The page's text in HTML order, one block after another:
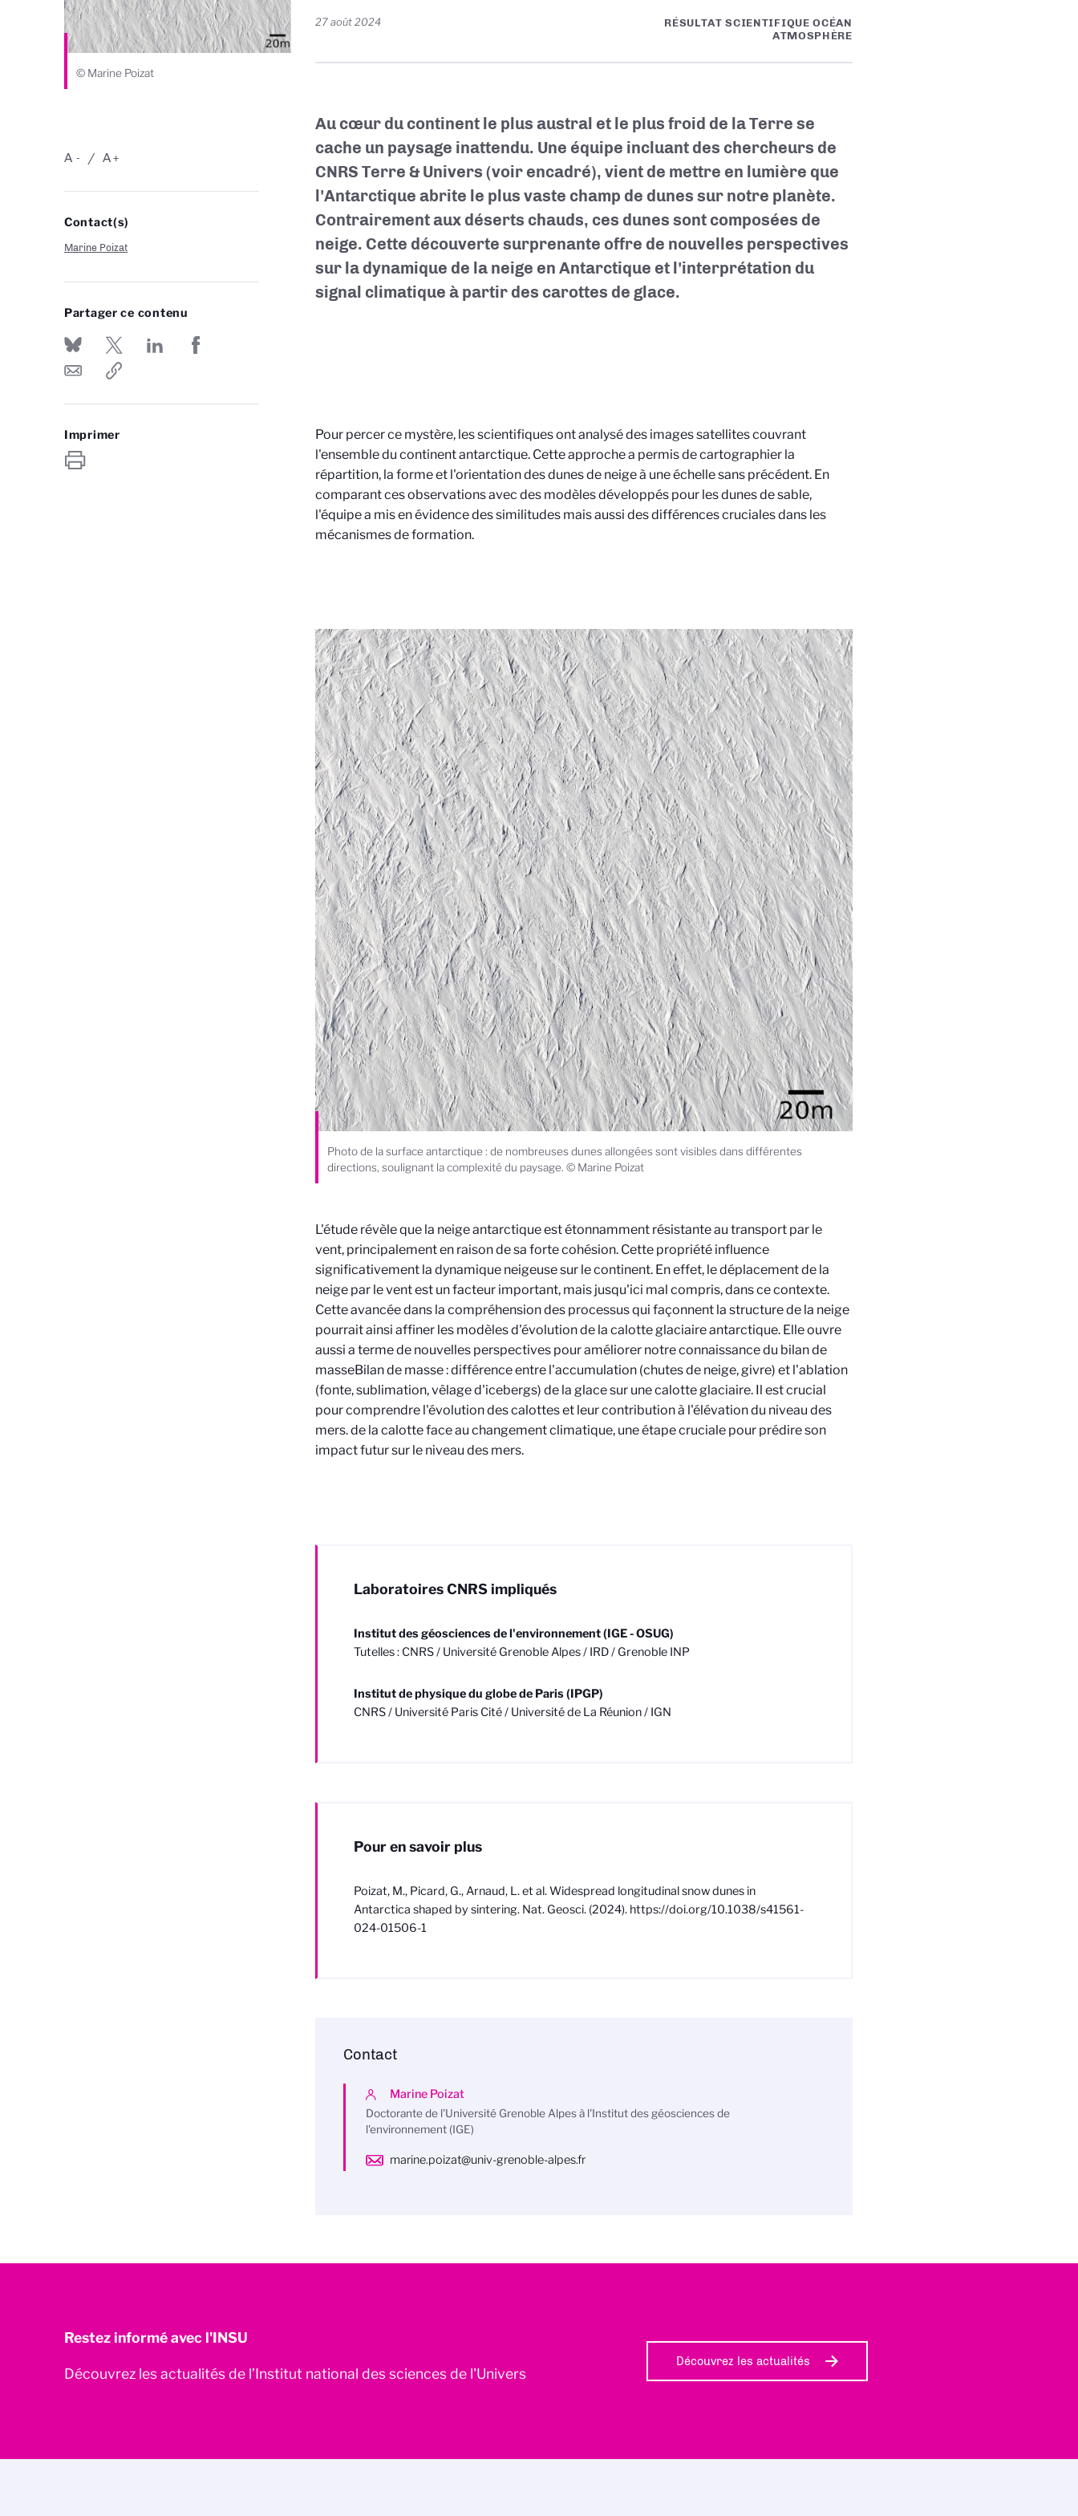
© Marine Poizat
-
A +
A
Contact(s)
Marine Poizat
Partager ce contenu
Imprimer
27 août 2024
RÉSULTAT SCIENTIFIQUE OCÉAN
ATMOSPHÈRE
Au cœur du continent le plus austral et le plus froid de la Terre se
cache un paysage inattendu. Une équipe incluant des chercheurs de
CNRS Terre & Univers (voir encadré), vient de mettre en lumière que
l'Antarctique abrite le plus vaste champ de dunes sur notre planète.
Contrairement aux déserts chauds, ces dunes sont composées de
neige. Cette découverte surprenante offre de nouvelles perspectives
sur la dynamique de la neige en Antarctique et l'interprétation du
signal climatique à partir des carottes de glace.
Pour percer ce mystère, les scientifiques ont analysé des images satellites couvrant
l'ensemble du continent antarctique. Cette approche a permis de cartographier la
répartition, la forme et l'orientation des dunes de neige à une échelle sans précédent. En
comparant ces observations avec des modèles développés pour les dunes de sable,
l'équipe a mis en évidence des similitudes mais aussi des différences cruciales dans les
mécanismes de formation.
Photo de la surface antarctique : de nombreuses dunes allongées sont visibles dans différentes
directions, soulignant la complexité du paysage. © Marine Poizat
L'étude révèle que la neige antarctique est étonnamment résistante au transport par le
vent, principalement en raison de sa forte cohésion. Cette propriété influence
significativement la dynamique neigeuse sur le continent. En effet, le déplacement de la
neige par le vent est un facteur important, mais jusqu'ici mal compris, dans ce contexte.
Cette avancée dans la compréhension des processus qui façonnent la structure de la neige
pourrait ainsi affiner les modèles d'évolution de la calotte glaciaire antarctique. Elle ouvre
aussi a terme de nouvelles perspectives pour améliorer notre connaissance du bilan de
masseBilan de masse : différence entre l'accumulation (chutes de neige, givre) et l'ablation
(fonte, sublimation, vêlage d'icebergs) de la glace sur une calotte glaciaire. Il est crucial
pour comprendre l'évolution des calottes et leur contribution à l'élévation du niveau des
mers.de la calotte face au changement climatique, une étape cruciale pour prédire son
impact futur sur le niveau des mers.
Laboratoires CNRS impliqués
Institut des géosciences de l'environnement (IGE - OSUG)
Tutelles : CNRS / Université Grenoble Alpes / IRD / Grenoble INP
Institut de physique du globe de Paris (IPGP)
CNRS / Université Paris Cité / Université de La Réunion / IGN
Pour en savoir plus
Poizat, M., Picard, G., Arnaud, L. et al. Widespread longitudinal snow dunes in
Antarctica shaped by sintering. Nat. Geosci. (2024). https://doi.org/10.1038/s41561-
024-01506-1
Contact
Marine Poizat
Doctorante de l'Université Grenoble Alpes à l'Institut des géosciences de
l'environnement (IGE)
marine.poizat@univ-grenoble-alpes.fr
Restez informé avec l'INSU
Découvrez les actualités de l’Institut national des sciences de l'Univers
Découvrez les actualités